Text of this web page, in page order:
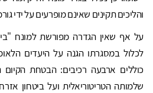
והליכים תקינים שאינם מופרעים על ידי
על אף שאין הגדרה מפורשת למונח
לכלול במסגרתו הגנה על היעדים
כוללים ארבעה רכיבים: הבטחת
שלמותה הטריטוריאלית ועל ביטחון